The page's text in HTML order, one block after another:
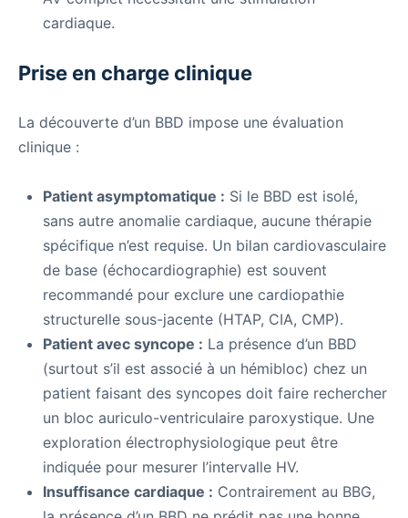
cardiaque.
Prise en charge clinique
La découverte d’un BBD impose une évaluation
clinique :
Patient asymptomatique : Si le BBD est isolé,
sans autre anomalie cardiaque, aucune thérapie
spécifique n’est requise. Un bilan cardiovasculaire
de base (échocardiographie) est souvent
recommandé pour exclure une cardiopathie
structurelle sous-jacente (HTAP, CIA, CMP).
Patient avec syncope : La présence d’un BBD
(surtout s’il est associé à un hémibloc) chez un
patient faisant des syncopes doit faire rechercher
un bloc auriculo-ventriculaire paroxystique. Une
exploration électrophysiologique peut être
indiquée pour mesurer l’intervalle HV.
Insuffisance cardiaque : Contrairement au BBG,